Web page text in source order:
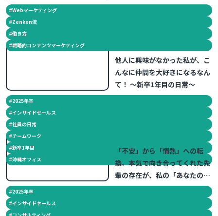
#Webマーケティング
#Zenken流
#働き方
#戦略的コンテンツマーケティング
他人に興味がなかった私が、こ
んなに仲間を大好きになるなん
て！ ～新卒1年目の日常～
#2025年卒
#インサイドセールス
#社員の日常
#チームワーク
#新卒1年目
#沖縄オフィス
「不安」から「情熱」への転
換。本気で向き合ってくれた先
輩の存在が、私の「あなたのた
めに」を加速させた。 ～新卒1
#2025年卒
#インサイドセールス